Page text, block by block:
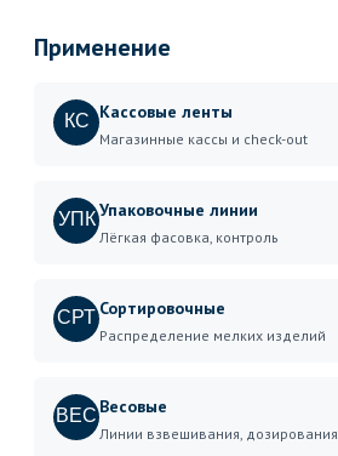
Применение
КС Кассовые ленты
Магазинные кассы и check-out
УПКУпаковочные линии
Лёгкая фасовка, контроль
СРТ Сортировочные
Распределение мелких изделий
ВЕС Весовые
Линии взвешивания, дозирования